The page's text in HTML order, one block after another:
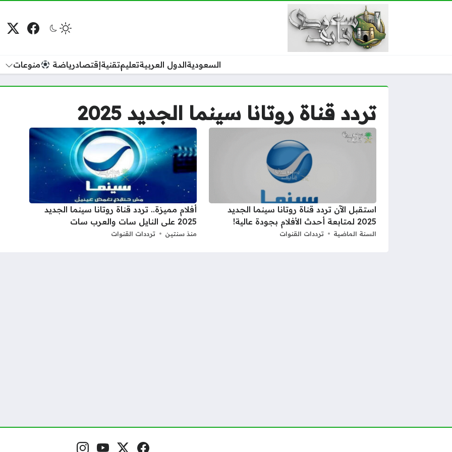
فيسبوك
السعوديةالدول العربيةتعليمتقنيةإقتصادرياضة منوعات
تردد قناة روتانا سينما الجديد 2025
استقبل الآن تردد قناة روتانا سينما الجديد
2025 لمتابعة أحدث الأفلام بجودة عالية!
السنة الماضية ترددات القنوات
أفلام مميزة.. تردد قناة روتانا سينما الجديد
2025 على النايل سات والعرب سات
منذ سنتين ترددات القنوات